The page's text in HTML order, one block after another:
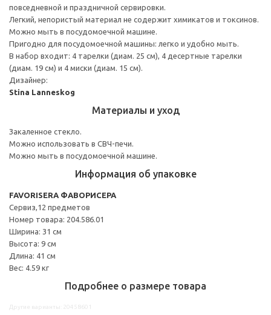
повседневной и праздничной сервировки.
Легкий, непористый материал не содержит химикатов и токсинов.
Можно мыть в посудомоечной машине.
Пригодно для посудомоечной машины: легко и удобно мыть.
В набор входит: 4 тарелки (диам. 25 см), 4 десертные тарелки
(диам. 19 см) и 4 миски (диам. 15 см).
Дизайнер:
Stina Lanneskog
Материалы и уход
Закаленное стекло.
Можно использовать в СВЧ-печи.
Можно мыть в посудомоечной машине.
Информация об упаковке
FAVORISERA ФАВОРИСЕРА
Сервиз,12 предметов
Номер товара: 204.586.01
Ширина: 31 см
Высота: 9 см
Длина: 41 см
Вес: 4.59 кг
Подробнее о размере товара